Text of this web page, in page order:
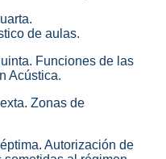
de aulas.
Funciones de las
Acústica.
Zonas de
Autorización de